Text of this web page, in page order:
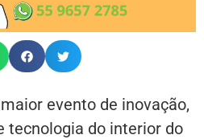
evento de inovação,
tecnologia do interior do